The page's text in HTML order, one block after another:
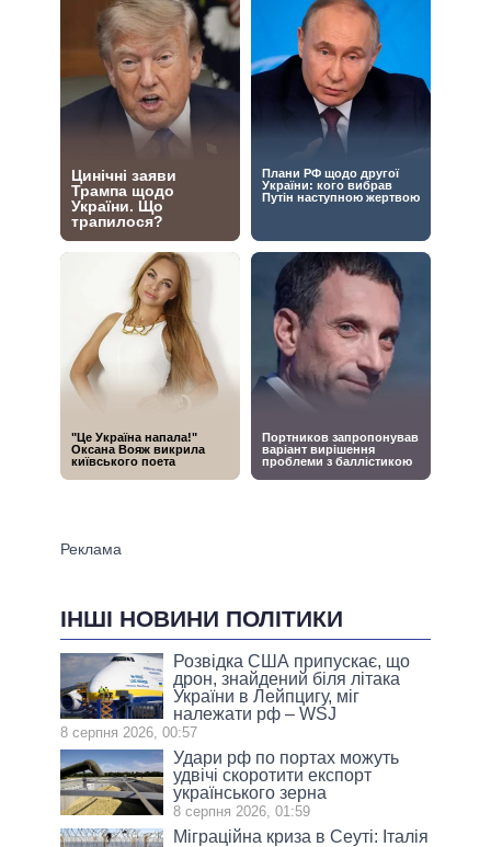
ІНШІ НОВИНИ ПОЛІТИКИ
Розвідка США припускає, що
дрон, знайдений біля літака
України в Лейпцигу, міг
належати рф – WSJ
8 серпня 2026, 00:57
Удари рф по портах можуть
удвічі скоротити експорт
українського зерна
8 серпня 2026, 01:59
Міграційна криза в Сеуті: Італія